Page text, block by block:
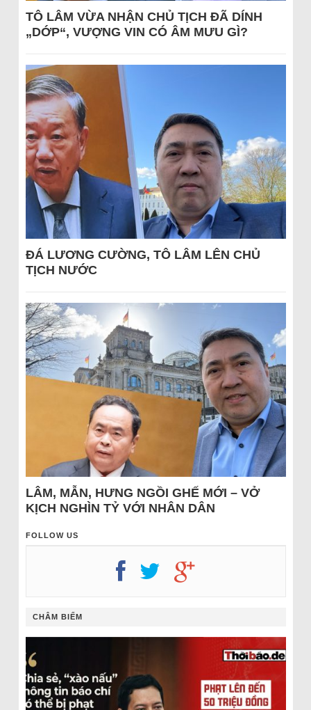
TÔ LÂM VỪA NHẬN CHỦ TỊCH ĐÃ DÍNH
„DỚP“, VƯỢNG VIN CÓ ÂM MƯU GÌ?
ĐÁ LƯƠNG CƯỜNG, TÔ LÂM LÊN CHỦ
TỊCH NƯỚC
LÂM, MẪN, HƯNG NGỒI GHẾ MỚI – VỞ
KỊCH NGHÌN TỶ VỚI NHÂN DÂN
FOLLOW US
CHÂM BIẾM